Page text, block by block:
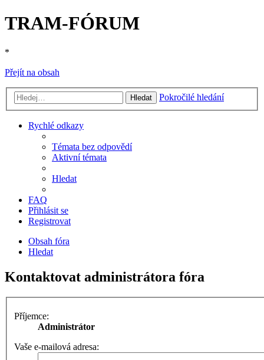
TRAM-FÓRUM
*
Přejít na obsah
Hledat Pokročilé hledání
Rychlé odkazy
Témata bez odpovědí
Aktivní témata
Hledat
FAQ
Přihlásit se
Registrovat
Obsah fóra
Hledat
Kontaktovat administrátora fóra
Příjemce:
Administrátor
Vaše e-mailová adresa: